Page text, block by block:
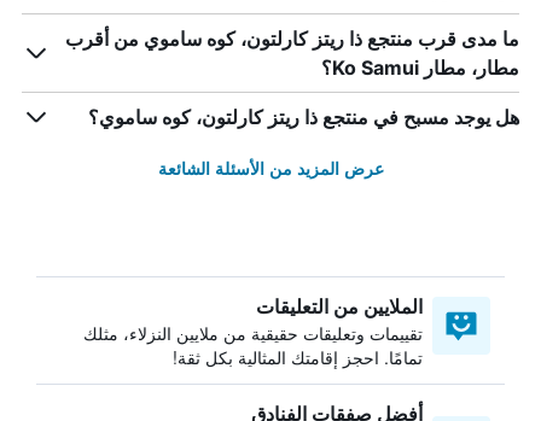
ما مدى قرب منتجع ذا ريتز كارلتون، كوه ساموي من أقرب
مطار، مطار Ko Samui؟
هل يوجد مسبح في منتجع ذا ريتز كارلتون، كوه ساموي؟
عرض المزيد من الأسئلة الشائعة
الملايين من التعليقات
تقييمات وتعليقات حقيقية من ملايين النزلاء، مثلك
تمامًا. احجز إقامتك المثالية بكل ثقة!
أفضل صفقات الفنادق